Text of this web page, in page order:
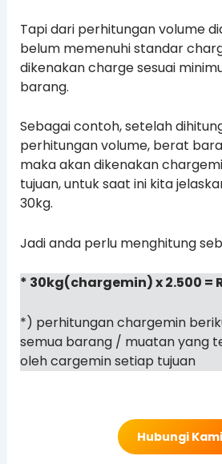
Tapi dari perhitungan volume
belum memenuhi standar
dikenakan charge sesuai
barang.
Sebagai contoh, setelah
perhitungan volume, berat
maka akan dikenakan
tujuan, untuk saat ini kita
30kg.
Jadi anda perlu menghitung
* 30kg(chargemin) x 2.500 =
*) perhitungan chargemin
semua barang / muatan yang
oleh cargemin setiap tujuan
Hubungi Kami